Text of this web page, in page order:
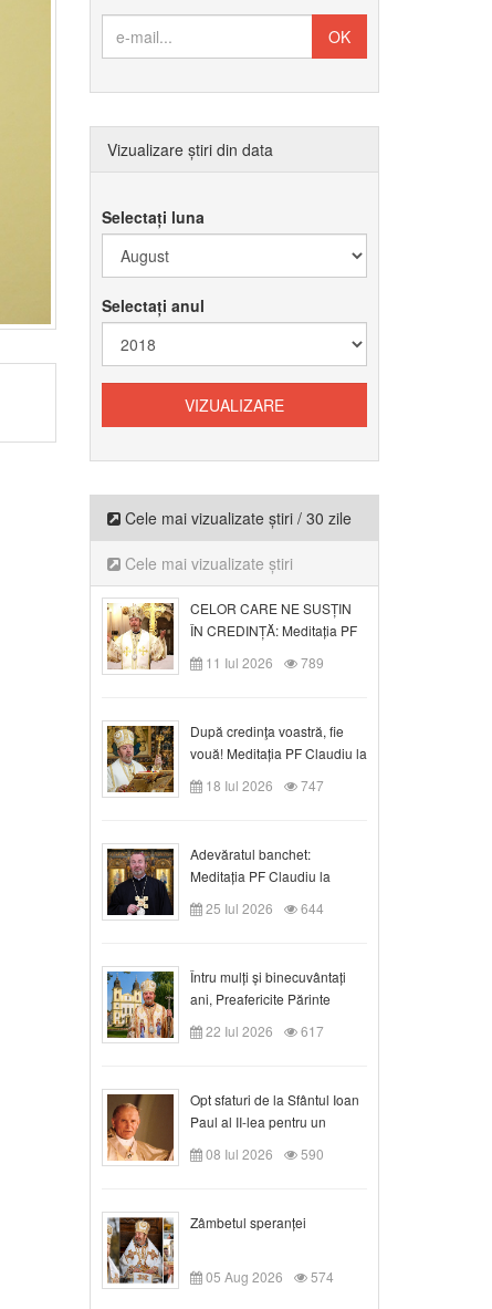
Vizualizare știri din data
Selectați luna
Selectați anul
Cele mai vizualizate știri / 30 zile
Cele mai vizualizate știri
CELOR CARE NE SUSȚIN
ÎN CREDINȚĂ: Meditația PF
Claudiu la Duminica a VI-a
după Rusalii
11 Iul 2026 789
După credinţa voastră, fie
vouă! Meditația PF Claudiu la
duminica a VII-a după Rusalii
18 Iul 2026 747
Adevăratul banchet:
Meditația PF Claudiu la
Duminica a VIII-a după
Rusalii
25 Iul 2026 644
Întru mulți și binecuvântați
ani, Preafericite Părinte
Claudiu!
22 Iul 2026 617
Opt sfaturi de la Sfântul Ioan
Paul al II-lea pentru un
creștin
08 Iul 2026 590
Zâmbetul speranței
05 Aug 2026 574